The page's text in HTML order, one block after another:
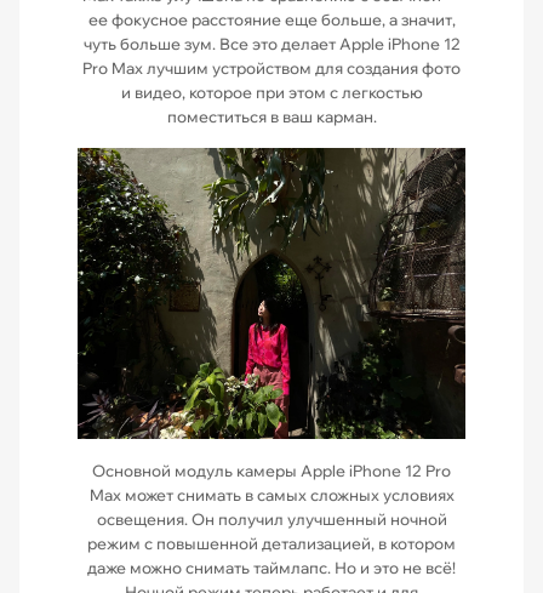
ее фокусное расстояние еще больше, а значит,
чуть больше зум. Все это делает Apple iPhone 12
Pro Max лучшим устройством для создания фото
и видео, которое при этом с легкостью
поместиться в ваш карман.
Основной модуль камеры Apple iPhone 12 Pro
Max может снимать в самых сложных условиях
освещения. Он получил улучшенный ночной
режим с повышенной детализацией, в котором
даже можно снимать таймлапс. Но и это не всё!